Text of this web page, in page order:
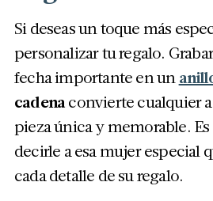
Si deseas un toque más
personalizar tu regalo.
fecha importante en un
cadenaconvierte cualquier
pieza única y memorable.
decirle a esa mujer especial
cada detalle de su regalo.